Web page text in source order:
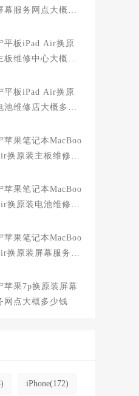
幕服务网点大概多
平板iPad Air换原
板维修中心大概多
平板iPad Air换原
池维修店大概多少
苹果笔记本MacBoo
换原装主板维修中
苹果笔记本MacBoo
换原装电池维修店
苹果笔记本MacBoo
换原装屏幕服务网
苹果7p换原装屏幕
网点大概多少钱
iPhone(172)